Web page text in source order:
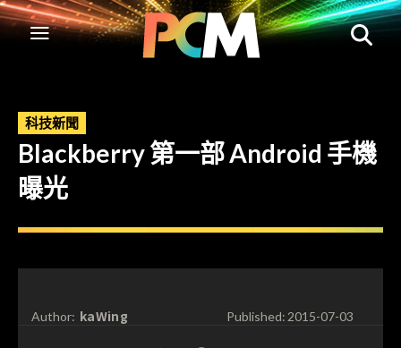
科技新聞
Blackberry 第一部 Android 手機
曝光
Author: kaWing Published:2015-07-03